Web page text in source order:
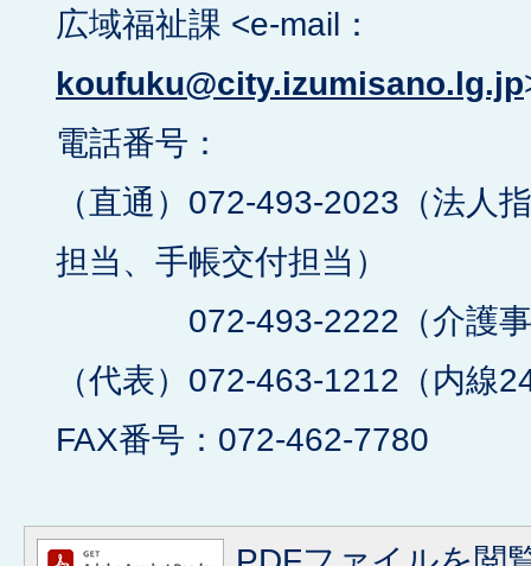
広域福祉課 <e-mail：
koufuku@city.izumisano.lg.jp
電話番号：
（直通）072-493-2023（法人
担当、手帳交付担当）
072-493-2222（介護事
（代表）072-463-1212（内線
FAX番号：072-462-7780